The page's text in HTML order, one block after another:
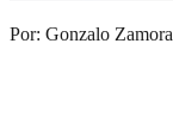
Por: Gonzalo Zamora